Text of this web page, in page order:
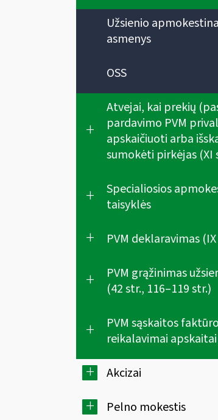
Užsienio
asmenys
OSS
+
Atvejai, kai prekių
pardavimo PVM
apskaičiuoti arba
sumokėti pirkėjas (XI
+
Specialiosios
taisyklės
+ PVM deklaravimas
+
PVM grąžinimas
(42 str., 116–119 str.)
+
PVM sąskaitos
reikalavimai
+ Akcizai
+ Pelno mokestis